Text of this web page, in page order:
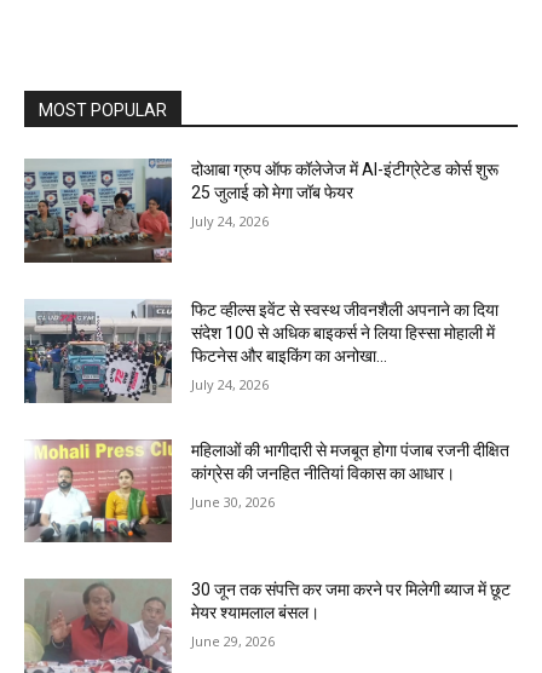
MOST POPULAR
दोआबा ग्रुप ऑफ कॉलेजेज में AI-इंटीग्रेटेड कोर्स शुरू
25 जुलाई को मेगा जॉब फेयर
July 24, 2026
फिट व्हील्स इवेंट से स्वस्थ जीवनशैली अपनाने का दिया
संदेश 100 से अधिक बाइकर्स ने लिया हिस्सा मोहाली में
फिटनेस और बाइकिंग का अनोखा...
July 24, 2026
महिलाओं की भागीदारी से मजबूत होगा पंजाब रजनी दीक्षित
कांग्रेस की जनहित नीतियां विकास का आधार।
June 30, 2026
30 जून तक संपत्ति कर जमा करने पर मिलेगी ब्याज में छूट
मेयर श्यामलाल बंसल।
June 29, 2026